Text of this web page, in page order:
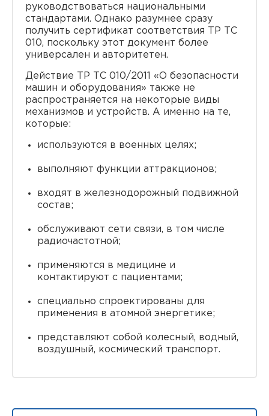
руководствоваться национальными
стандартами. Однако разумнее сразу
получить сертификат соответствия ТР ТС
010, поскольку этот документ более
универсален и авторитетен.
Действие ТР ТС 010/2011 «О безопасности
машин и оборудования» также не
распространяется на некоторые виды
механизмов и устройств. А именно на те,
которые:
используются в военных целях;
выполняют функции аттракционов;
входят в железнодорожный подвижной
состав;
обслуживают сети связи, в том числе
радиочастотной;
применяются в медицине и
контактируют с пациентами;
специально спроектированы для
применения в атомной энергетике;
представляют собой колесный, водный,
воздушный, космический транспорт.